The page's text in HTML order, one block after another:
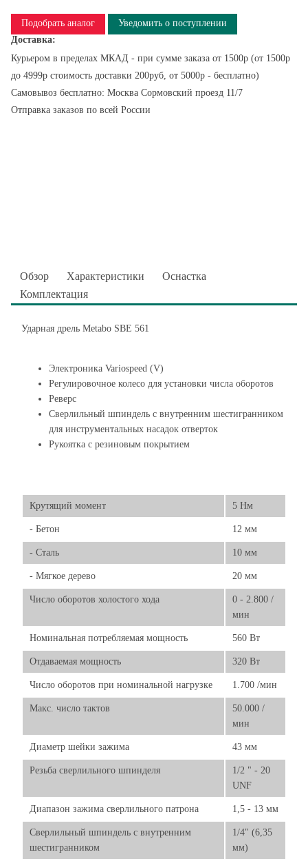
Подобрать аналог
Уведомить о поступлении
Доставка:
Курьером в пределах МКАД - при сумме заказа от 1500р (от 1500р
до 4999р стоимость доставки 200руб, от 5000р - бесплатно)
Самовывоз бесплатно: Москва Сормовский проезд 11/7
Отправка заказов по всей России
Обзор Характеристики
Оснастка
Комплектация
Ударная дрель Metabo SBE 561
Электроника Variospeed (V)
Регулировочное колесо для установки числа оборотов
Реверс
Сверлильный шпиндель с внутренним шестигранником
для инструментальных насадок отверток
Рукоятка с резиновым покрытием
Крутящий момент 5 Нм
- Бетон 12 мм
- Сталь 10 мм
- Мягкое дерево 20 мм
Число оборотов холостого хода
0 - 2.800 /
мин
Номинальная потребляемая мощность 560 Вт
Отдаваемая мощность 320 Вт
Число оборотов при номинальной нагрузке 1.700 /мин
Макс. число тактов
50.000 /
мин
Диаметр шейки зажима 43 мм
Резьба сверлильного шпинделя
1/2 " - 20
UNF
Диапазон зажима сверлильного патрона 1,5 - 13 мм
Сверлильный шпиндель с внутренним
шестигранником
1/4" (6,35
мм)